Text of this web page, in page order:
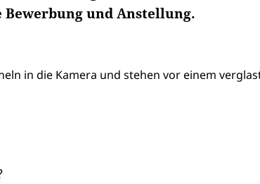
und Anstellung.